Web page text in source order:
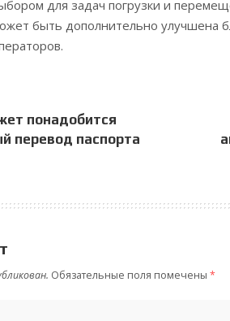
для задач погрузки и
быть дополнительно улучшена
понадобится
перевод паспорта
Обязательные поля помечены *